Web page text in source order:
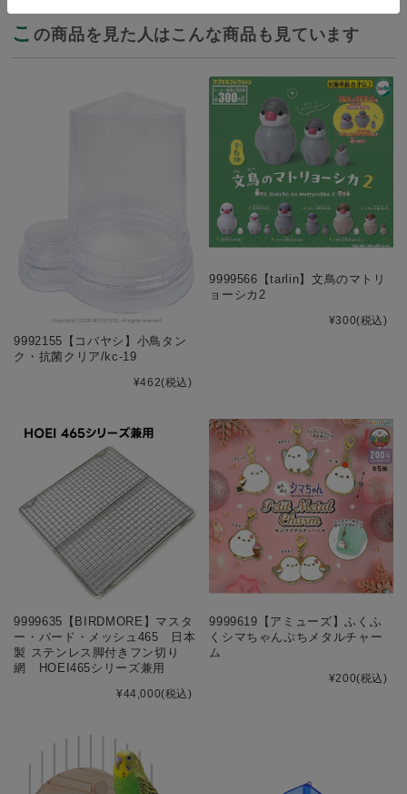
こ の商品を見た人はこんな商品も見ています
9992155【コバヤシ】小鳥タン
ク・抗菌クリア/kc-19
¥462(税込)
9999566【tarlin】文鳥のマトリ
ョーシカ2
¥300(税込)
9999635【BIRDMORE】マスタ
ー・バード・メッシュ465 日本
製 ステンレス脚付きフン切り
網 HOEI465シリーズ兼用
¥44,000(税込)
9999619【アミューズ】ふくふ
くシマちゃんぷちメタルチャー
ム
¥200(税込)